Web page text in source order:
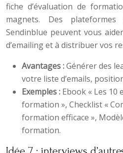
fiche d’évaluation de
magnets. Des
Sendinblue peuvent vous
d’emailing et à distribuer vos
Avantages :Générer des
votre liste d’emails,
Exemples : Ebook « Les 10
formation », Checklist «
formation efficace »,
formation.